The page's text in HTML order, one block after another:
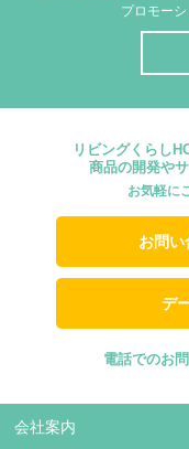
プロモー
リビングくらし
商品の開発や
お気軽に
お問
デ
電話でのお
会社案内